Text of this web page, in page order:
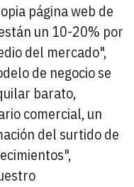
página web de
un 10-20% por
del mercado",
de negocio se
barato,
comercial, un
del surtido de